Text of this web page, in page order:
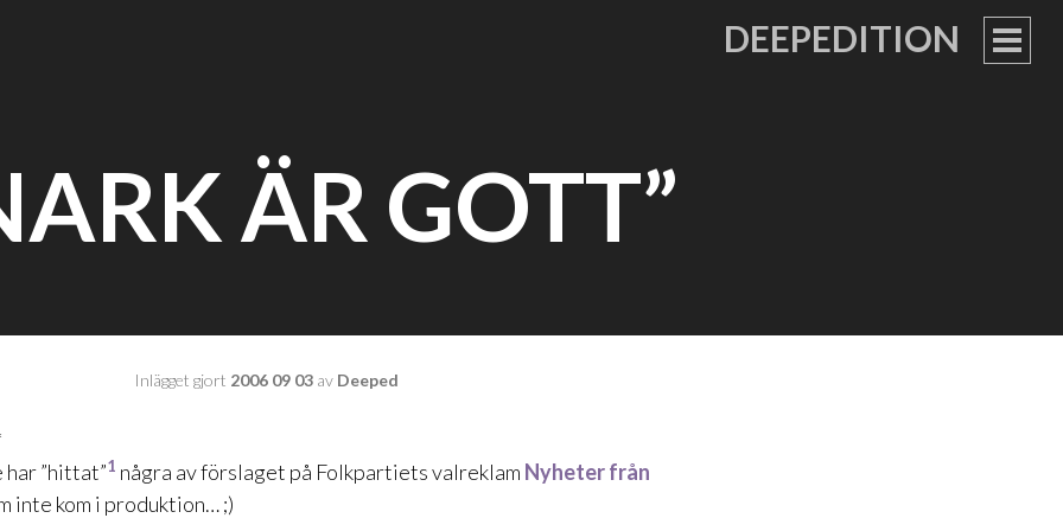
DEEPEDITION
ÄR GOTT”
Inlägget gjort 2006 09 03av Deeped
har ”hittat”1 några av förslaget på Folkpartiets valreklam Nyheter från
inte kom i produktion… ;)